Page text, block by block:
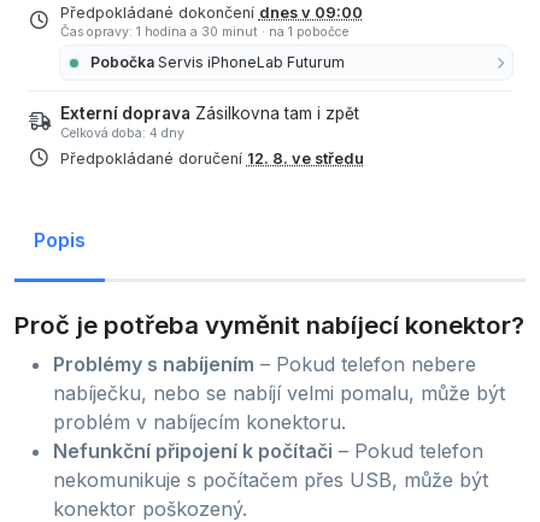
Předpokládané dokončení dnes v 09:00
Čas opravy: 1 hodina a 30 minut · na 1 pobočce
Pobočka Servis iPhoneLab Futurum
Externí doprava Zásilkovna tam i zpět
Celková doba: 4 dny
Předpokládané doručení 12. 8. ve středu
Popis
Proč je potřeba vyměnit nabíjecí konektor?
Problémy s nabíjením – Pokud telefon nebere
nabíječku, nebo se nabíjí velmi pomalu, může být
problém v nabíjecím konektoru.
Nefunkční připojení k počítači – Pokud telefon
nekomunikuje s počítačem přes USB, může být
konektor poškozený.